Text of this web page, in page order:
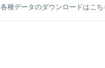
各種データのダウンロードはこ